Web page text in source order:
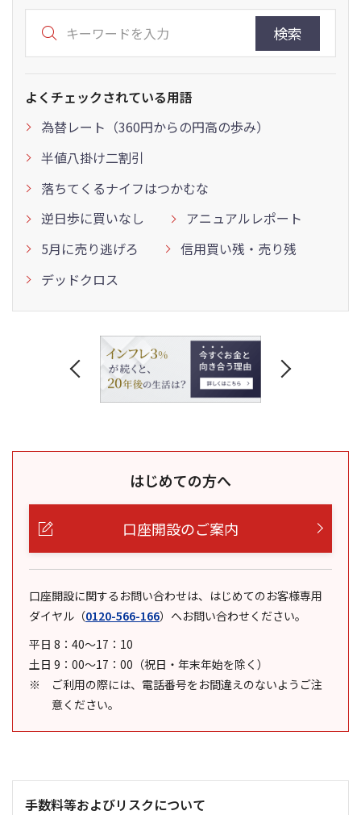
検索
よくチェックされている用語
為替レート（360円からの円高の歩み）
半値八掛け二割引
落ちてくるナイフはつかむな
逆日歩に買いなし
アニュアルレポート
5月に売り逃げろ
信用買い残・売り残
デッドクロス
はじめての方へ
口座開設のご案内
口座開設に関するお問い合わせは、はじめてのお客様専用
ダイヤル （0120-566-166） へお問い合わせください。
平日 8：40～17：10
土日 9：00～17：00（祝日・年末年始を除く）
ご利用の際には、電話番号をお間違えのないようご注
意ください。
手数料等およびリスクについて